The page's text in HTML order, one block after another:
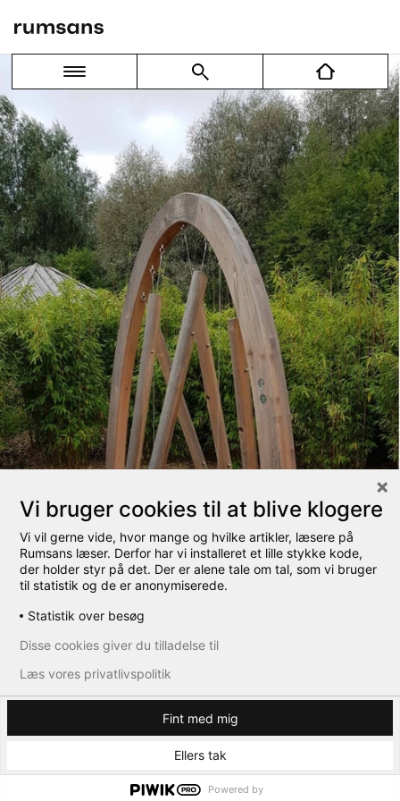
mål 1: alle kroppe
Vi bruger cookies til at blive klogere
Vi vil gerne vide, hvor mange og hvilke artikler, læsere på
Rumsans læser. Derfor har vi installeret et lille stykke kode,
der holder styr på det. Der er alene tale om tal, som vi bruger
til statistik og de er anonymiserede.
Statistik over besøg
Fint med mig
Ellers tak
Disse cookies giver du tilladelse til
Læs vores privatlivspolitik
Powered by